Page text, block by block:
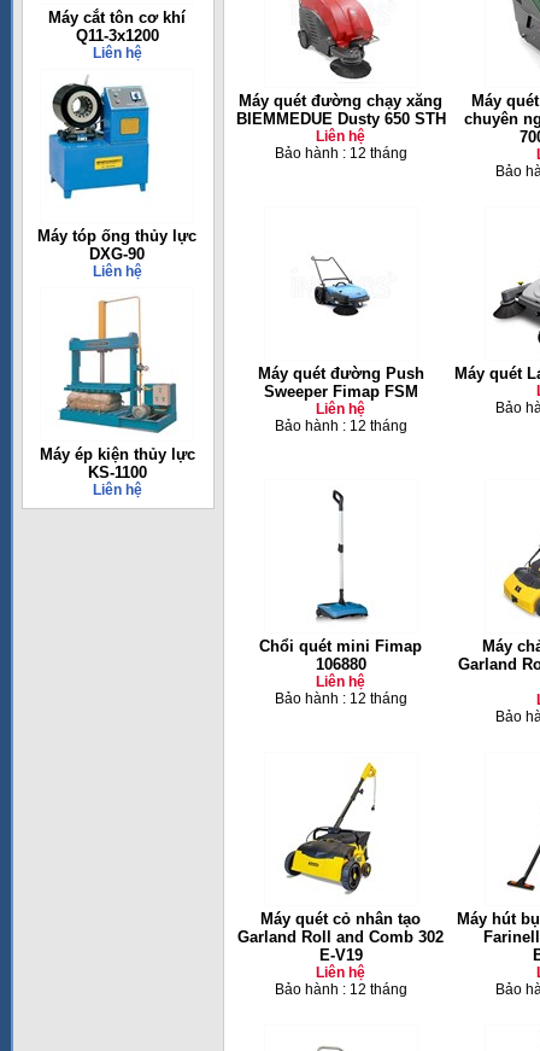
Máy cắt tôn cơ khí
Q11-3x1200
Liên hệ
Máy tóp ống thủy lực
DXG-90
Liên hệ
Máy ép kiện thủy lực
KS-1100
Liên hệ
Máy quét đường chạy xăng
BIEMMEDUE Dusty 650 STH
Liên hệ
Bảo hành : 12 tháng
Máy
chuyên
Bảo
Máy quét đường Push
Sweeper Fimap FSM
Liên hệ
Bảo hành : 12 tháng
Máy quét
Bảo
Chổi quét mini Fimap
106880
Liên hệ
Bảo hành : 12 tháng
Máy
Garland
Bảo
Máy quét cỏ nhân tạo
Garland Roll and Comb 302
E-V19
Liên hệ
Bảo hành : 12 tháng
Máy hút
Bảo